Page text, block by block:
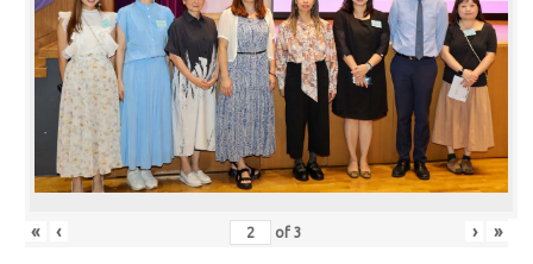
« ‹ of3 › »